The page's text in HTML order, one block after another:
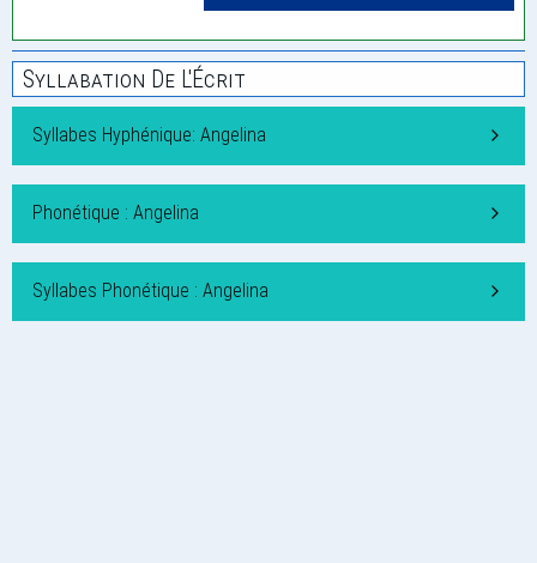
Syllabation De L'Écrit
Syllabes Hyphénique: Angelina
Phonétique : Angelina
Syllabes Phonétique : Angelina